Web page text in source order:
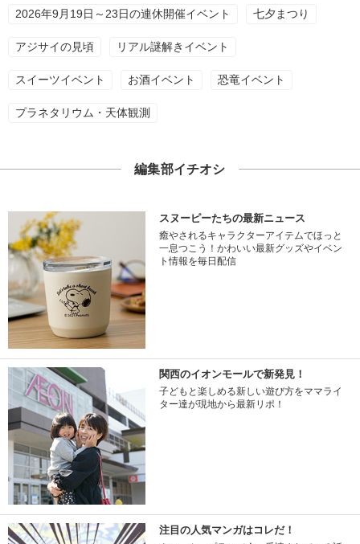
2026年9月19日～23日の連休開催イベント 七夕まつり
アジサイの見頃 リアル謎解きイベント
スイーツイベント お酒イベント 恐竜イベント
プラネタリウム・天体観測
編集部イチオシ
スヌーピーたちの最新ニュース
癒やされるキャラクターアイテムでほっと
一息つこう！かわいい最新グッズやイベン
ト情報を毎日配信
関西のイオンモールで新発見！
子どもと楽しめる新しい遊び方をママライ
ター達が現地から最新リポ！
注目の人気マンガはコレだ！